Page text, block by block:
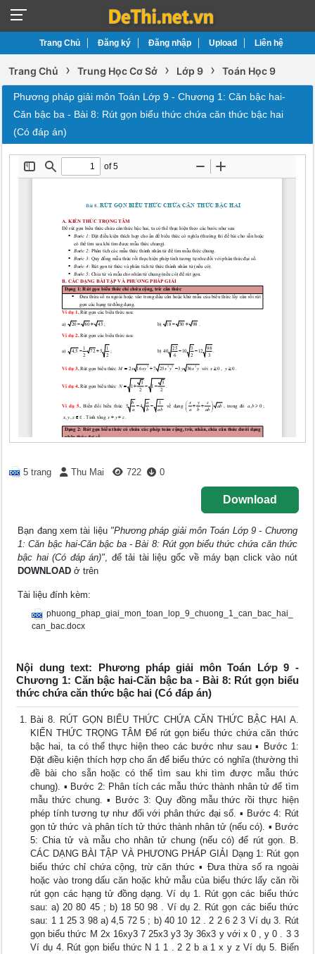
Trang Chủ Đăng ký Đăng nhập Upload Liên hệ
Trang Chủ › Trung Học Cơ Sở › Lớp 9 › Toán Học 9
Phương pháp giải môn Toán Lớp 9 - Chương 1: Căn bậc hai-
Căn bậc ba - Bài 8: Rút gọn biểu thức chứa căn thức bậc hai
(Có đáp án)
5 trang Thu Mai 722 0
Download
Bạn đang xem tài liệu "Phương pháp giải môn Toán Lớp 9 - Chương
1: Căn bậc hai-Căn bậc ba - Bài 8: Rút gọn biểu thức chứa căn thức
bậc hai (Có đáp án)", để tải tài liệu gốc về máy bạn click vào nút
DOWNLOAD ở trên
Tài liệu đính kèm:
phuong_phap_giai_mon_toan_lop_9_chuong_1_can_bac_hai_
can_bac.docx
Nội dung text: Phương pháp giải môn Toán Lớp 9 -
Chương 1: Căn bậc hai-Căn bậc ba - Bài 8: Rút gọn biểu
thức chứa căn thức bậc hai (Có đáp án)
Bài 8. RÚT GỌN BIỂU THỨC CHỨA CĂN THỨC BẬC HAI A.
KIẾN THỨC TRỌNG TÂM Để rút gọn biểu thức chứa căn thức
bậc hai, ta có thể thực hiện theo các bước như sau ▪ Bước 1:
Đặt điều kiện thích hợp cho ẩn để biểu thức có nghĩa (thường thì
đề bài cho sẵn hoặc có thể tìm sau khi tìm được mẫu thức
chung). ▪ Bước 2: Phân tích các mẫu thức thành nhân tử để tìm
mẫu thức chung. ▪ Bước 3: Quy đồng mẫu thức rồi thực hiện
phép tính tương tự như đối với phân thức đại số. ▪ Bước 4: Rút
gọn tử thức và phân tích tử thức thành nhân tử (nếu có). ▪ Bước
5: Chia tử và mẫu cho nhân tử chung (nếu có) để rút gọn. B.
CÁC DẠNG BÀI TẬP VÀ PHƯƠNG PHÁP GIẢI Dạng 1: Rút gọn
biểu thức chỉ chứa cộng, trừ căn thức ▪ Đưa thừa số ra ngoài
hoặc vào trong dấu căn hoặc khử mẫu của biểu thức lấy căn rồi
rút gọn các hạng tử đồng dạng. Ví dụ 1. Rút gọn các biểu thức
sau: a) 20 80 45 ; b) 18 50 98 . Ví dụ 2. Rút gọn các biểu thức
sau: 1 1 25 3 98 a) 4,5 72 5 ; b) 40 10 12 . 2 2 6 2 3 Ví dụ 3. Rút
gọn biểu thức M 2x 16xy3 7 25x3 y3 3y 36x3 y với x 0 , y 0 . 3 3
Ví dụ 4. Rút gọn biểu thức N 1 1 . 2 2 b a 1 x y z Ví dụ 5. Biến